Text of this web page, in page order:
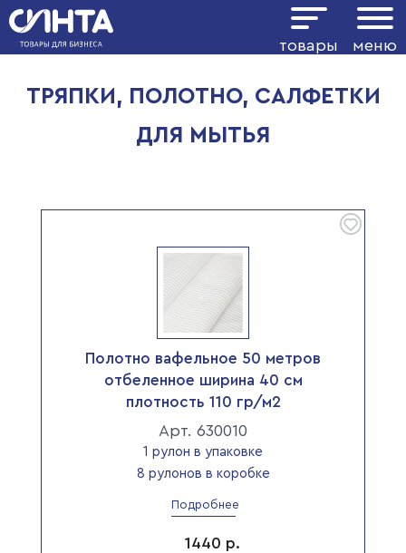
товары меню
Показать фильтр
ТРЯПКИ, ПОЛОТНО, САЛФЕТКИ
ДЛЯ МЫТЬЯ
Полотно вафельное 50 метров
отбеленное ширина 40 см
плотность 110 гр/м2
Арт. 630010
1 рулон в упаковке
8 рулонов в коробке
Подробнее
1440 р.